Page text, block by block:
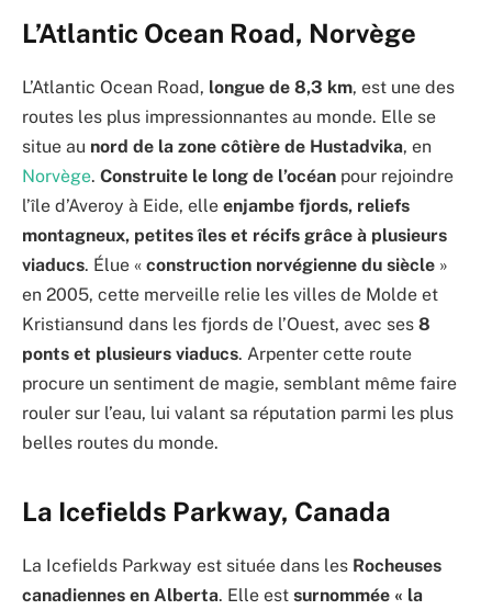
L’Atlantic Ocean Road, Norvège
L’Atlantic Ocean Road, longue de 8,3 km, est une des
routes les plus impressionnantes au monde. Elle se
situe au nord de la zone côtière de Hustadvika, en
Norvège. Construite le long de l’océan pour rejoindre
l’île d’Averoy à Eide, elle enjambe fjords, reliefs
montagneux, petites îles et récifs grâce à plusieurs
viaducs. Élue « construction norvégienne du siècle »
en 2005, cette merveille relie les villes de Molde et
Kristiansund dans les fjords de l’Ouest, avec ses 8
ponts et plusieurs viaducs. Arpenter cette route
procure un sentiment de magie, semblant même faire
rouler sur l’eau, lui valant sa réputation parmi les plus
belles routes du monde.
La Icefields Parkway, Canada
La Icefields Parkway est située dans les Rocheuses
canadiennes en Alberta. Elle est surnommée « la